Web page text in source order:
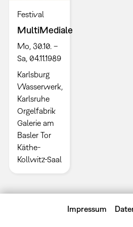
Festival
MultiMediale
Mo, 30.10. –
Sa, 04.11.1989
Karlsburg
Wasserwerk,
Karlsruhe
Orgelfabrik
Galerie am
Basler Tor
Käthe-
Kollwitz-Saal
Impressum